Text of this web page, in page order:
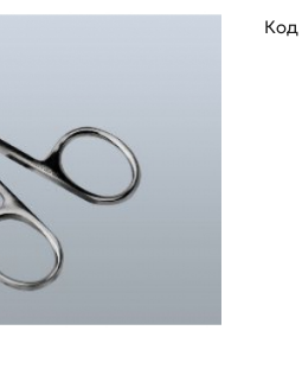
Код